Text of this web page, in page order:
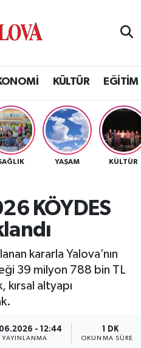
KÜLTÜR EĞİTİM
YAŞAM KÜLTÜR
KÖYDES
kararla Yalova’nın
39 milyon 788 bin TL
kırsal altyapı
- 12:44
YAYINLANMA
1 DK
OKUNMA SÜRESI
Haritası